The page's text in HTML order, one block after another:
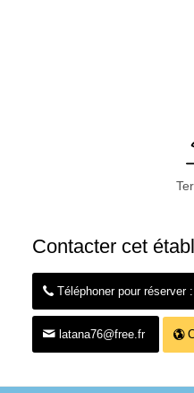
Contacter cet
Téléphoner pour réserver
latana76@free.fr